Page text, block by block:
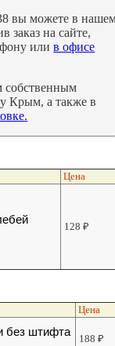
вы можете в
заказ на сайте,
илив офисе
собственным
Крым, а также в
Цена
128₽
Цена
без штифта
188₽